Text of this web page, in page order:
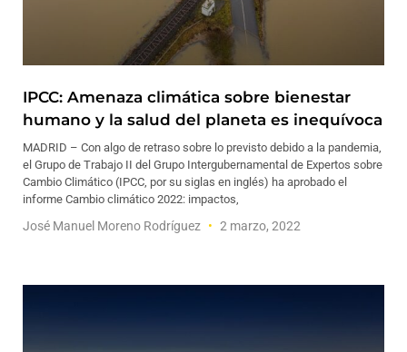
IPCC: Amenaza climática sobre bienestar
humano y la salud del planeta es inequívoca
MADRID – Con algo de retraso sobre lo previsto debido a la pandemia,
el Grupo de Trabajo II del Grupo Intergubernamental de Expertos sobre
Cambio Climático (IPCC, por su siglas en inglés) ha aprobado el
informe Cambio climático 2022: impactos,
José Manuel Moreno Rodríguez 2 marzo, 2022